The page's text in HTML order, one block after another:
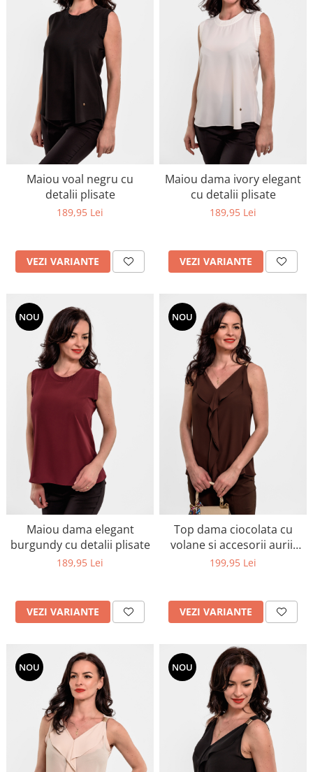
Maiou voal negru cu
detalii plisate
189,95 Lei
VEZI VARIANTE
Maiou dama ivory elegant
cu detalii plisate
189,95 Lei
VEZI VARIANTE
NOU
Maiou dama elegant
burgundy cu detalii plisate
189,95 Lei
VEZI VARIANTE
NOU
Top dama ciocolata cu
volane si accesorii aurii-
piesa esentiala
199,95 Lei
VEZI VARIANTE
NOU NOU